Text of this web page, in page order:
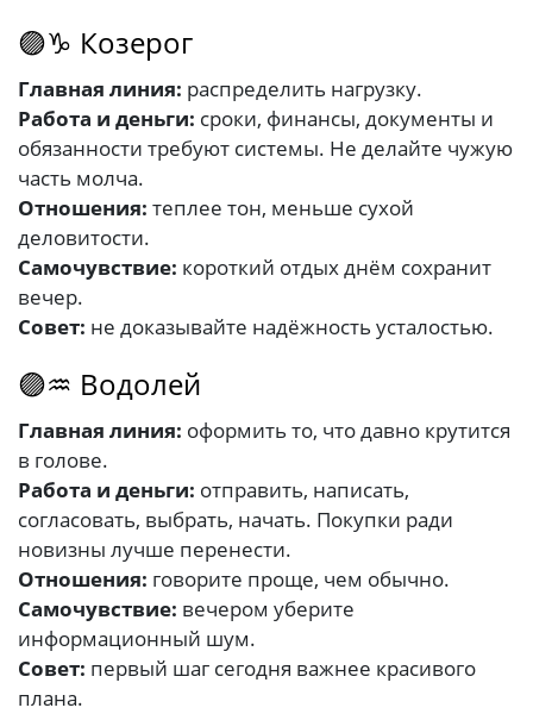
🟣♑ Козерог
Главная линия: распределить нагрузку.
Работа и деньги: сроки, финансы, документы и
обязанности требуют системы. Не делайте чужую
часть молча.
Отношения: теплее тон, меньше сухой
деловитости.
Самочувствие: короткий отдых днём сохранит
вечер.
Совет: не доказывайте надёжность усталостью.
🟣♒ Водолей
Главная линия: оформить то, что давно крутится
в голове.
Работа и деньги: отправить, написать,
согласовать, выбрать, начать. Покупки ради
новизны лучше перенести.
Отношения: говорите проще, чем обычно.
Самочувствие: вечером уберите
информационный шум.
Совет: первый шаг сегодня важнее красивого
плана.